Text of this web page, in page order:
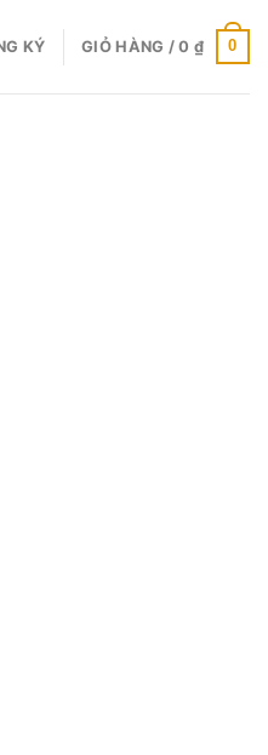
KÝ GIỎ HÀNG /0 ₫ 0